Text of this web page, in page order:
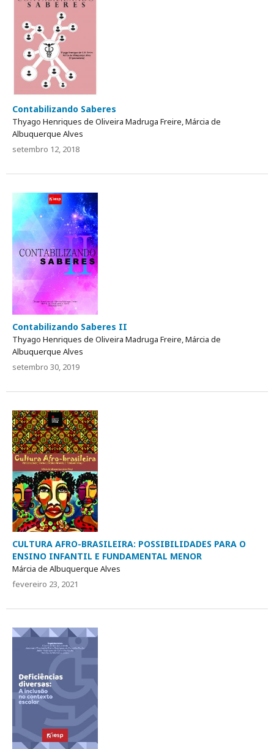
Contabilizando Saberes
Thyago Henriques de Oliveira Madruga Freire, Márcia de
Albuquerque Alves
setembro 12, 2018
Contabilizando Saberes II
Thyago Henriques de Oliveira Madruga Freire, Márcia de
Albuquerque Alves
setembro 30, 2019
CULTURA AFRO-BRASILEIRA: POSSIBILIDADES PARA O
ENSINO INFANTIL E FUNDAMENTAL MENOR
Márcia de Albuquerque Alves
fevereiro 23, 2021